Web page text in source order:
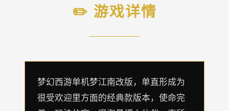
✏️ 游戏详情
梦幻西游单机梦江南改版，单直形成为
很受欢迎里方面的经典款版本，使命完